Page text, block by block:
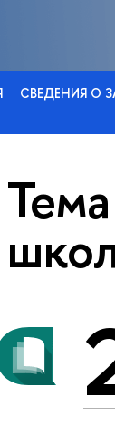
СВЕДЕНИЯ О